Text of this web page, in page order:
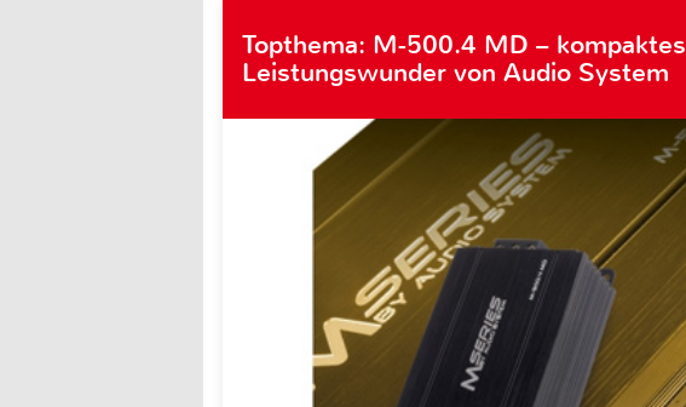
Topthema: M-500.4 MD – kompaktes
Leistungswunder von Audio System